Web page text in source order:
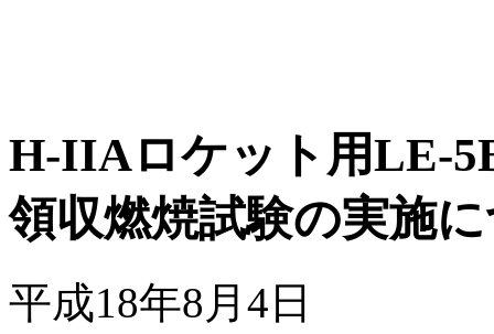
H-IIAロケット用LE-
領収燃焼試験の実施
平成18年8月4日